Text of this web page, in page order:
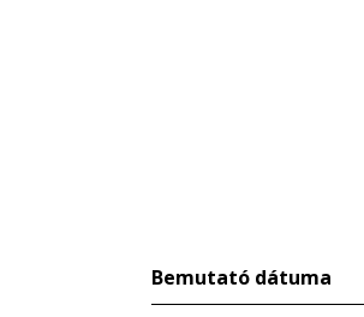
Bemutató dátuma